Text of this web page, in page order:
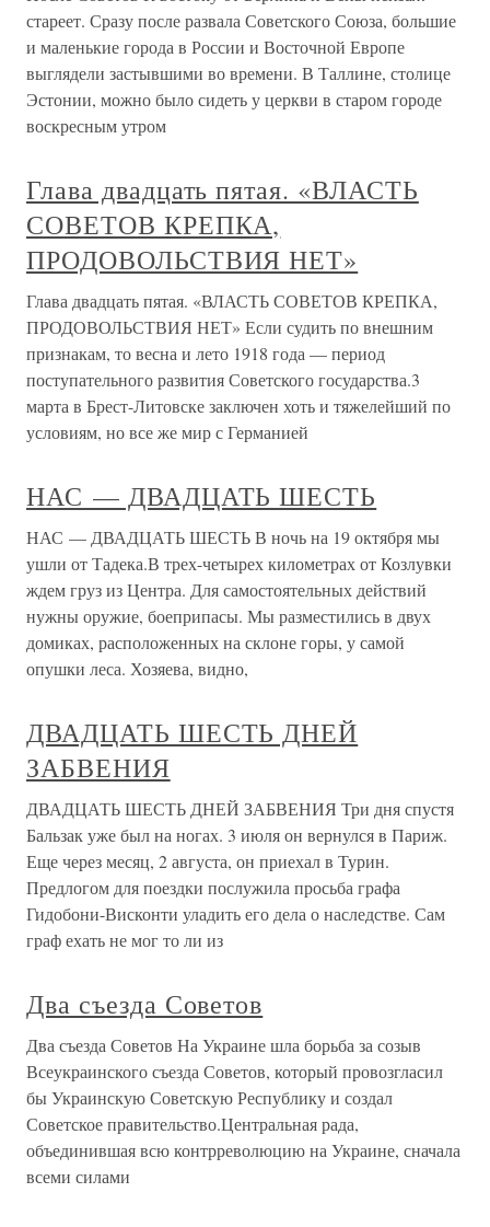
стареет. Сразу после развала Советского Союза, большие
и маленькие города в России и Восточной Европе
выглядели застывшими во времени. В Таллине, столице
Эстонии, можно было сидеть у церкви в старом городе
воскресным утром
Глава двадцать пятая. «ВЛАСТЬ
СОВЕТОВ КРЕПКА,
ПРОДОВОЛЬСТВИЯ НЕТ»
Глава двадцать пятая. «ВЛАСТЬ СОВЕТОВ КРЕПКА,
ПРОДОВОЛЬСТВИЯ НЕТ» Если судить по внешним
признакам, то весна и лето 1918 года — период
поступательного развития Советского государства.3
марта в Брест-Литовске заключен хоть и тяжелейший по
условиям, но все же мир с Германией
НАС — ДВАДЦАТЬ ШЕСТЬ
НАС — ДВАДЦАТЬ ШЕСТЬ В ночь на 19 октября мы
ушли от Тадека.В трех-четырех километрах от Козлувки
ждем груз из Центра. Для самостоятельных действий
нужны оружие, боеприпасы. Мы разместились в двух
домиках, расположенных на склоне горы, у самой
опушки леса. Хозяева, видно,
ДВАДЦАТЬ ШЕСТЬ ДНЕЙ
ЗАБВЕНИЯ
ДВАДЦАТЬ ШЕСТЬ ДНЕЙ ЗАБВЕНИЯ Три дня спустя
Бальзак уже был на ногах. 3 июля он вернулся в Париж.
Еще через месяц, 2 августа, он приехал в Турин.
Предлогом для поездки послужила просьба графа
Гидобони-Висконти уладить его дела о наследстве. Сам
граф ехать не мог то ли из
Два съезда Советов
Два съезда Советов На Украине шла борьба за созыв
Всеукраинского съезда Советов, который провозгласил
бы Украинскую Советскую Республику и создал
Советское правительство.Центральная рада,
объединившая всю контрреволюцию на Украине, сначала
всеми силами